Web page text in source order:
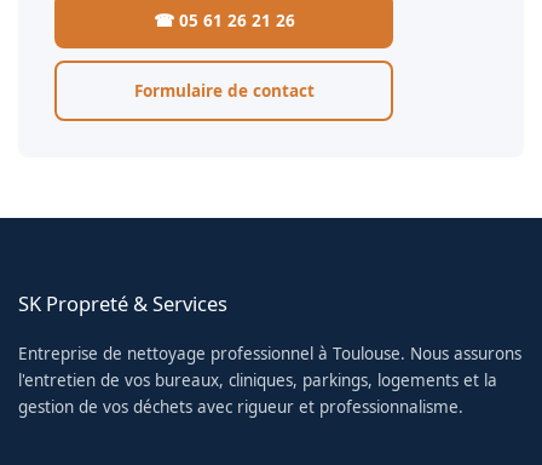
☎ 05 61 26 21 26
Formulaire de contact
SK Propreté & Services
Entreprise de nettoyage professionnel à Toulouse. Nous assurons
l'entretien de vos bureaux, cliniques, parkings, logements et la
gestion de vos déchets avec rigueur et professionnalisme.